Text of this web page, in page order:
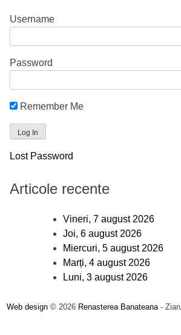
Username
Password
Remember Me
Lost Password
Articole recente
Vineri, 7 august 2026
Joi, 6 august 2026
Miercuri, 5 august 2026
Marți, 4 august 2026
Luni, 3 august 2026
Web design© 2026 Renasterea Banateana-